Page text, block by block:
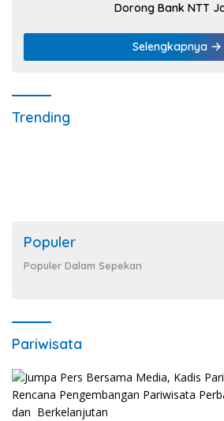
Dorong Bank NTT
Selengkapnya
Trending
Populer
Populer Dalam Sepekan
Pariwisata